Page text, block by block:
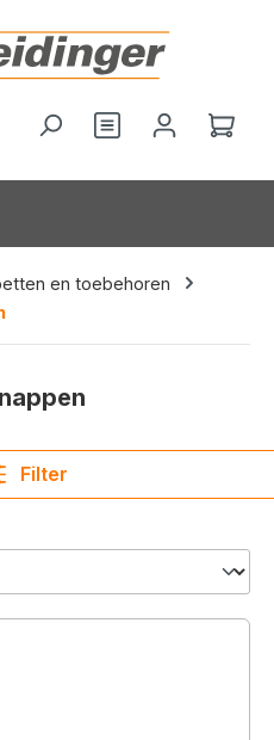
en toebehoren
Filter